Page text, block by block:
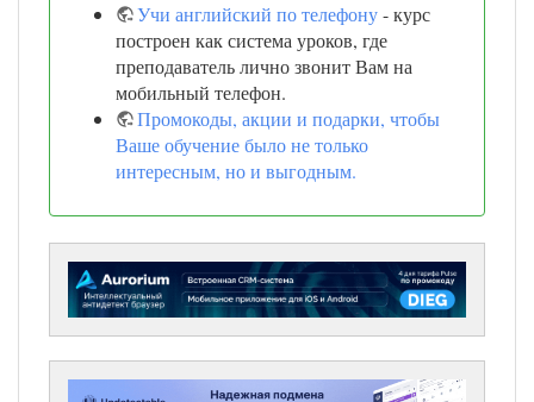
Учи английский по телефону- курс
построен как система уроков, где
преподаватель лично звонит Вам на
мобильный телефон.
Промокоды, акции и подарки, чтобы
Ваше обучение было не только
интересным, но и выгодным.